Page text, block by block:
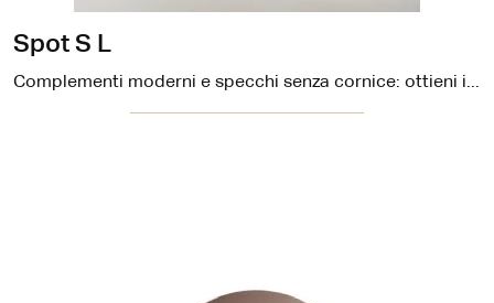
Spot S L
Complementi moderni e specchi senza cornice: ottieni informazioni sul modello Spot S L di Midj e potrai completare i tuoi locali.